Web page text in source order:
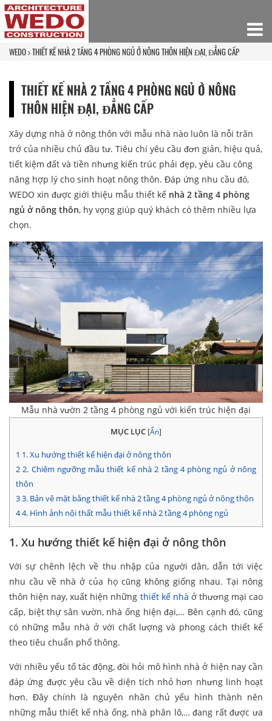
WEDO THIẾT KẾ NHÀ 2 TẦNG 4 PHÒNG NGỦ Ở NÔNG THÔN HIỆN ĐẠI, ĐẲNG CẤP
THIẾT KẾ NHÀ 2 TẦNG 4 PHÒNG NGỦ Ở NÔNG
THÔN HIỆN ĐẠI, ĐẲNG CẤP
Xây dựng nhà ở nông thôn với mẫu nhà nào luôn là nỗi trăn
trở của nhiều chủ đầu tư. Tiêu chí yêu cầu đơn giản, hiệu quả,
tiết kiệm đất và tiền nhưng kiến trúc phải đẹp, yêu cầu công
năng hợp lý cho sinh hoạt nông thôn. Đáp ứng nhu cầu đó,
WEDO xin được giới thiệu mẫu thiết kế nhà 2 tầng 4 phòng
ngủ ở nông thôn, hy vọng giúp quý khách có thêm nhiều lựa
chọn.
Mẫu nhà vườn 2 tầng 4 phòng ngủ với kiến trúc hiện đại
MỤC LỤC [Ẩn]
1 1. Xu hướng thiết kế hiện đại ở nông thôn
2 2. Chiêm ngưỡng mẫu thiết kế nhà 2 tầng 4 phòng ngủ ở nông
thôn
33. Bản vẽ mặt bằng thiết kế nhà 2 tầng 4 phòng ngủ ở nông thôn
44. Hình ảnh nội thất mẫu thiết kế nhà 2 tầng 4 phòng ngủ
1. Xu hướng thiết kế hiện đại ở nông thôn
Với sự chênh lệch về thu nhập của người dân, dẫn tới việc
nhu cầu về nhà ở của họ cũng không giống nhau. Tại nông
thôn hiện nay, xuất hiện những thiết kế nhà ở thương mại cao
cấp, biệt thự sân vườn, nhà ống hiện đại,… Bên cạnh đó, cũng
có những mẫu nhà ở với chất lượng và phong cách thiết kế
theo tiêu chuẩn phổ thông.
Với nhiều yếu tố tác động, đòi hỏi mô hình nhà ở hiện nay cần
đáp ứng được yêu cầu về diện tích nhỏ hơn nhưng linh hoạt
hơn. Đây chính là nguyên nhân chủ yếu hình thành nên
những mẫu thiết kế nhà ống, nhà phân lô,… đang rất được ưa